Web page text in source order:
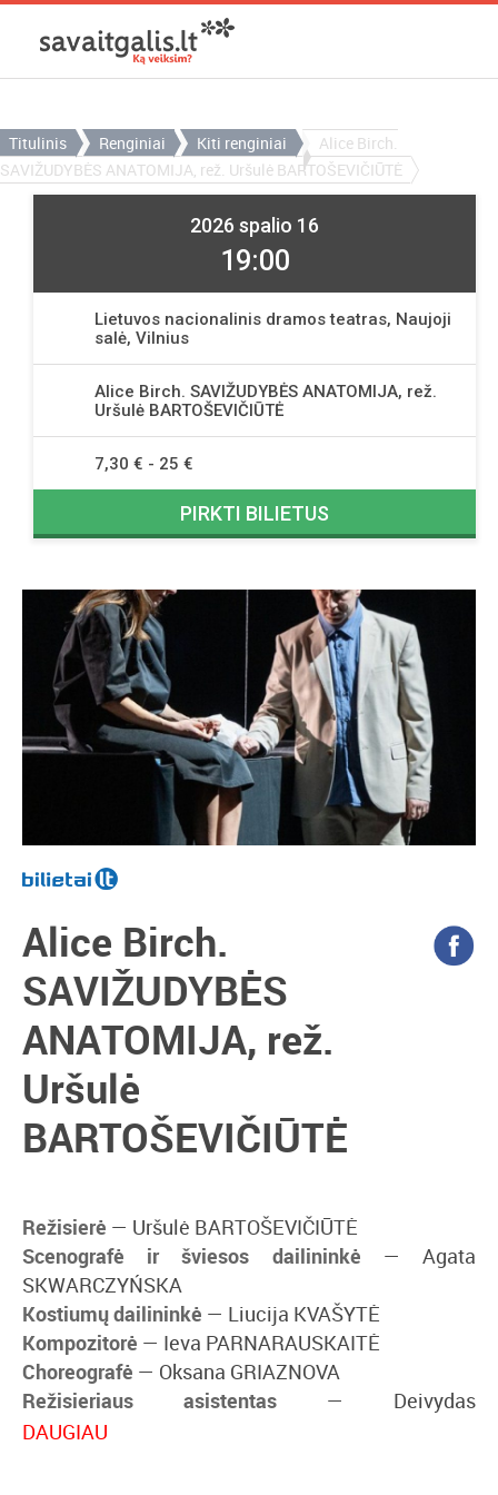
Titulinis Renginiai Kiti renginiai
Alice Birch.
SAVIŽUDYBĖS ANATOMIJA, rež. Uršulė BARTOŠEVIČIŪTĖ
Alice Birch.
SAVIŽUDYBĖS
ANATOMIJA, rež.
Uršulė
BARTOŠEVIČIŪTĖ
Režisierė — Uršulė BARTOŠEVIČIŪTĖ
Scenografė ir šviesos dailininkė — Agata
SKWARCZYŃSKA
Kostiumų dailininkė — Liucija KVAŠYTĖ
Kompozitorė — Ieva PARNARAUSKAITĖ
Choreografė — Oksana GRIAZNOVA
Režisieriaus asistentas — Deivydas
VALENTA, Gustas RUPŠYS
DAUGIAU
2026 spalio 16
19:00
Lietuvos nacionalinis dramos teatras, Naujoji
salė, Vilnius
Alice Birch. SAVIŽUDYBĖS ANATOMIJA, rež.
Uršulė BARTOŠEVIČIŪTĖ
7,30 € - 25 €
PIRKTI BILIETUS